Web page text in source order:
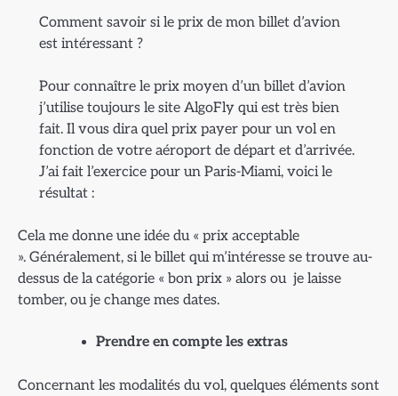
Comment savoir si le prix de mon billet d’avion
est intéressant ?
Pour connaître le prix moyen d’un billet d’avion
j’utilise toujours le site AlgoFly qui est très bien
fait. Il vous dira quel prix payer pour un vol en
fonction de votre aéroport de départ et d’arrivée.
J’ai fait l’exercice pour un Paris-Miami, voici le
résultat :
Cela me donne une idée du « prix acceptable
». Généralement, si le billet qui m’intéresse se trouve au-
dessus de la catégorie « bon prix » alors ou je laisse
tomber, ou je change mes dates.
Prendre en compte les extras
Concernant les modalités du vol, quelques éléments sont